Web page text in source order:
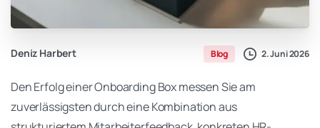
Deniz Harbert Blog 2. Juni 2026
Den Erfolg einer Onboarding Box messen Sie am
zuverlässigsten durch eine Kombination aus